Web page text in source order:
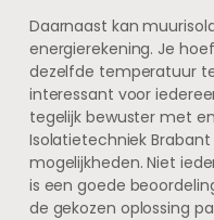
Daarnaast kan
energierekening. Je
dezelfde temperatuur
interessant voor
tegelijk bewuster met
Isolatietechniek
mogelijkheden. Niet
is een goede
de gekozen oplossing